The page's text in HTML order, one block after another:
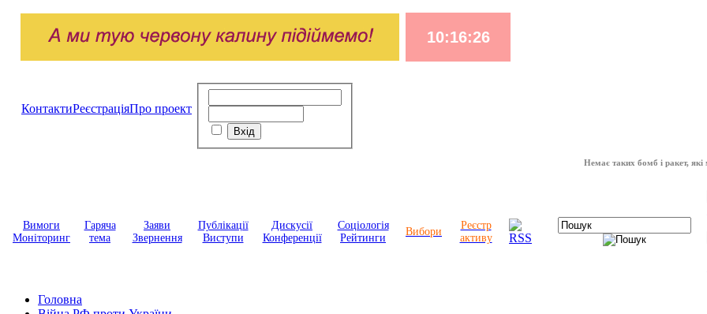
КонтактиРеєстраціяПро проект
Немає таких бомб і ракет, які
Вимоги
Моніторинг
Гаряча
тема
Заяви
Звернення
Публікації
Виступи
Дискусії
Конференції
Соціологія
Рейтинги
Вибори
Реєстр
активу
Головна